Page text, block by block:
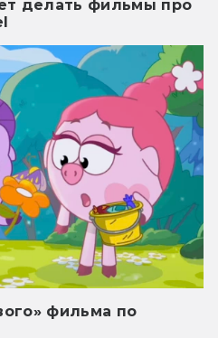
делать фильмы про
фильма по